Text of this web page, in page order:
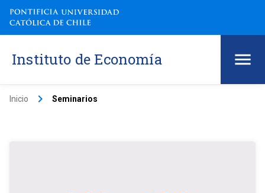
Instituto de Economía
Inicio keyboard_arrow_right Seminarios